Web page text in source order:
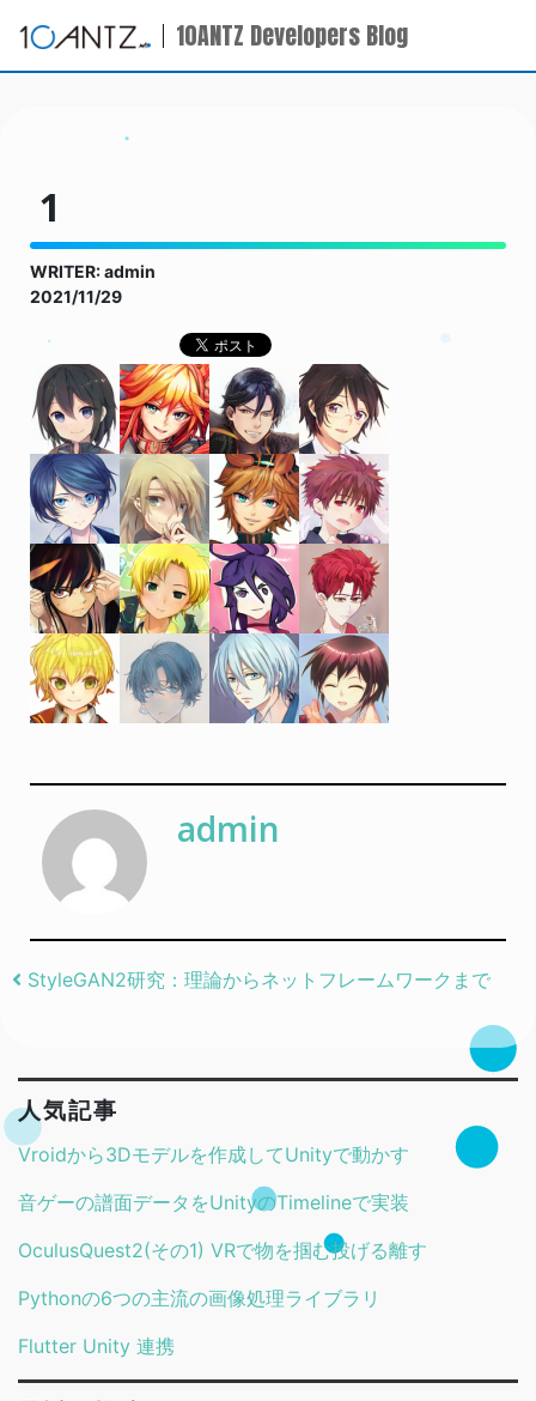
10ANTZ Developers Blog
1
WRITER: admin
2021/11/29
admin
Post navigation
StyleGAN2研究：理論からネットフレームワークまで
人気記事
Vroidから3Dモデルを作成してUnityで動かす
音ゲーの譜面データをUnityのTimelineで実装
OculusQuest2(その1) VRで物を掴む投げる離す
Pythonの6つの主流の画像処理ライブラリ
Flutter Unity 連携